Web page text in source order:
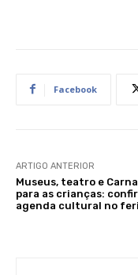
Facebook
ARTIGO ANTERIOR
Museus, teatro e
para as crianças:
agenda cultural no